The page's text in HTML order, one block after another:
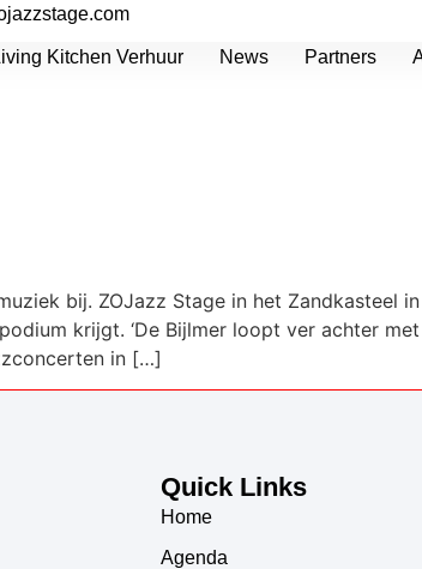
Kitchen Verhuur News Partners
bij. ZOJazz Stage in het Zandkasteel
krijgt. ‘De Bijlmer loopt ver achter
in […]
Quick Links
Home
Agenda